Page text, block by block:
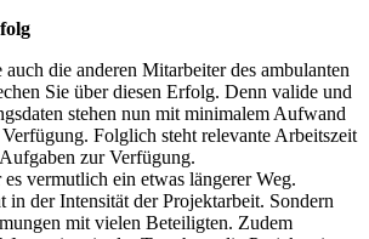
die anderen Mitarbeiter des ambulanten
Sie über diesen Erfolg. Denn valide und
stehen nun mit minimalem Aufwand
Folglich steht relevante Arbeitszeit
zur Verfügung.
vermutlich ein etwas längerer Weg.
in der Intensität der Projektarbeit. Sondern
mit vielen Beteiligten. Zudem